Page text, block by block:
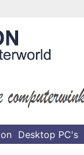
Desktop PC's